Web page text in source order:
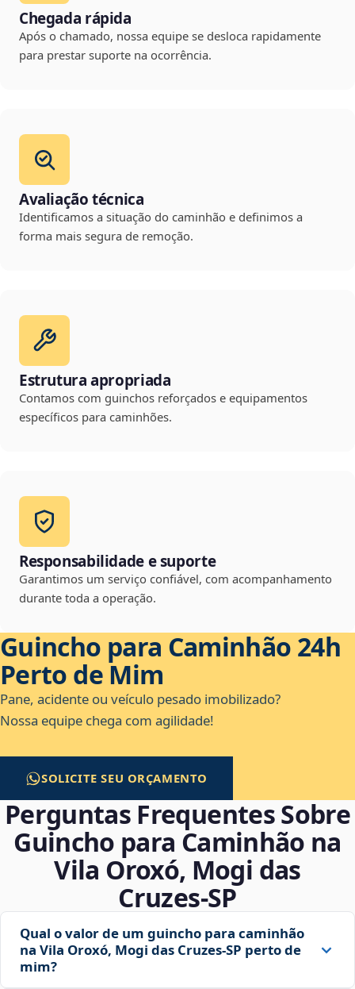
Chegada rápida
Após o chamado, nossa equipe se desloca rapidamente
para prestar suporte na ocorrência.
Avaliação técnica
Identificamos a situação do caminhão e definimos a
forma mais segura de remoção.
Estrutura apropriada
Contamos com guinchos reforçados e equipamentos
específicos para caminhões.
Responsabilidade e suporte
Garantimos um serviço confiável, com acompanhamento
durante toda a operação.
Guincho para Caminhão 24h
Perto de Mim
Pane, acidente ou veículo pesado imobilizado?
Nossa equipe chega com agilidade!
SOLICITE SEU ORÇAMENTO
Perguntas Frequentes Sobre
Guincho para Caminhão na
Vila Oroxó, Mogi das
Cruzes‑SP
Qual o valor de um guincho para caminhão
na Vila Oroxó, Mogi das Cruzes‑SP perto de
mim?